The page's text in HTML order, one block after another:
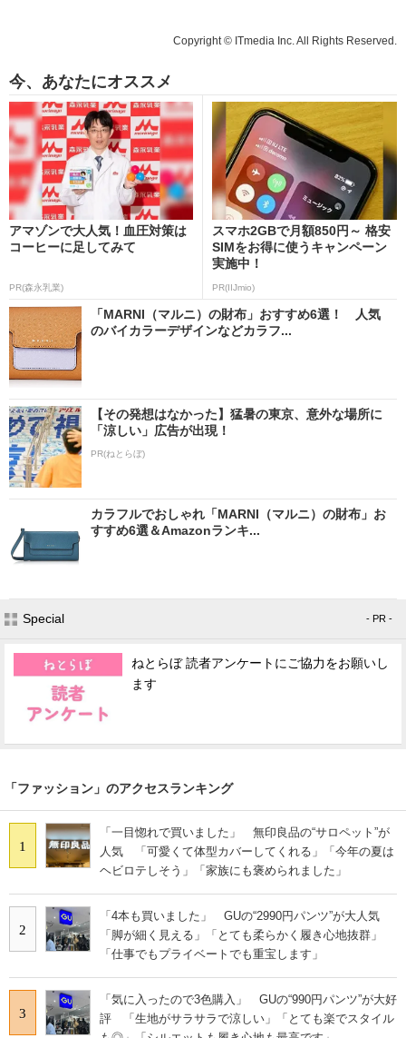
Copyright © ITmedia Inc. All Rights Reserved.
今、あなたにオススメ
アマゾンで大人気！血圧対策は
コーヒーに足してみて
PR(森永乳業)
スマホ2GBで月額850円～ 格安
SIMをお得に使うキャンペーン
実施中！
PR(IIJmio)
「MARNI（マルニ）の財布」おすすめ6選！ 人気
のバイカラーデザインなどカラフ...
【その発想はなかった】猛暑の東京、意外な場所に
「涼しい」広告が出現！
PR(ねとらぼ)
カラフルでおしゃれ「MARNI（マルニ）の財布」お
すすめ6選＆Amazonランキ...
Special - PR -
ねとらぼ 読者アンケートにご協力をお願いし
ます
「ファッション」のアクセスランキング
1
「一目惚れで買いました」 無印良品の“サロペット”が
人気 「可愛くて体型カバーしてくれる」「今年の夏は
ヘビロテしそう」「家族にも褒められました」
2
「4本も買いました」 GUの“2990円パンツ”が大人気
「脚が細く見える」「とても柔らかく履き心地抜群」
「仕事でもプライベートでも重宝します」
3
「気に入ったので3色購入」 GUの“990円パンツ”が大好
評 「生地がサラサラで涼しい」「とても楽でスタイル